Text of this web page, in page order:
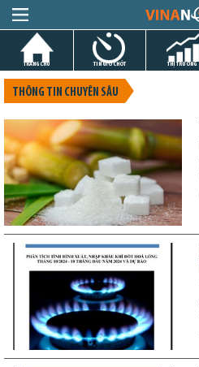
TRANG CHỦ TIN GIỜ CHÓT THỊ TRƯỜNG
THÔNG TIN CHUYÊN SÂU